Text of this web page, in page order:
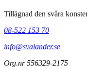
Tillägnad den svåra
08-522 153 70
info@svalander.se
Org.nr 556329-2175